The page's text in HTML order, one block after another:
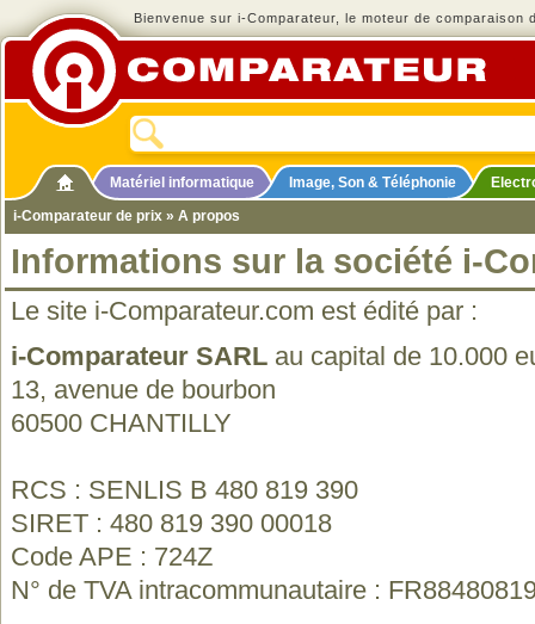
Bienvenue sur i-Comparateur, le moteur de comparaison
Matériel informatique Image, Son & Téléphonie
i-Comparateur de prix » A propos
Informations sur la société i-
Le site i-Comparateur.com est édité par :
i-Comparateur SARL au capital de 10.000
13, avenue de bourbon
60500 CHANTILLY
RCS : SENLIS B 480 819 390
SIRET : 480 819 390 00018
Code APE : 724Z
N° de TVA intracommunautaire :